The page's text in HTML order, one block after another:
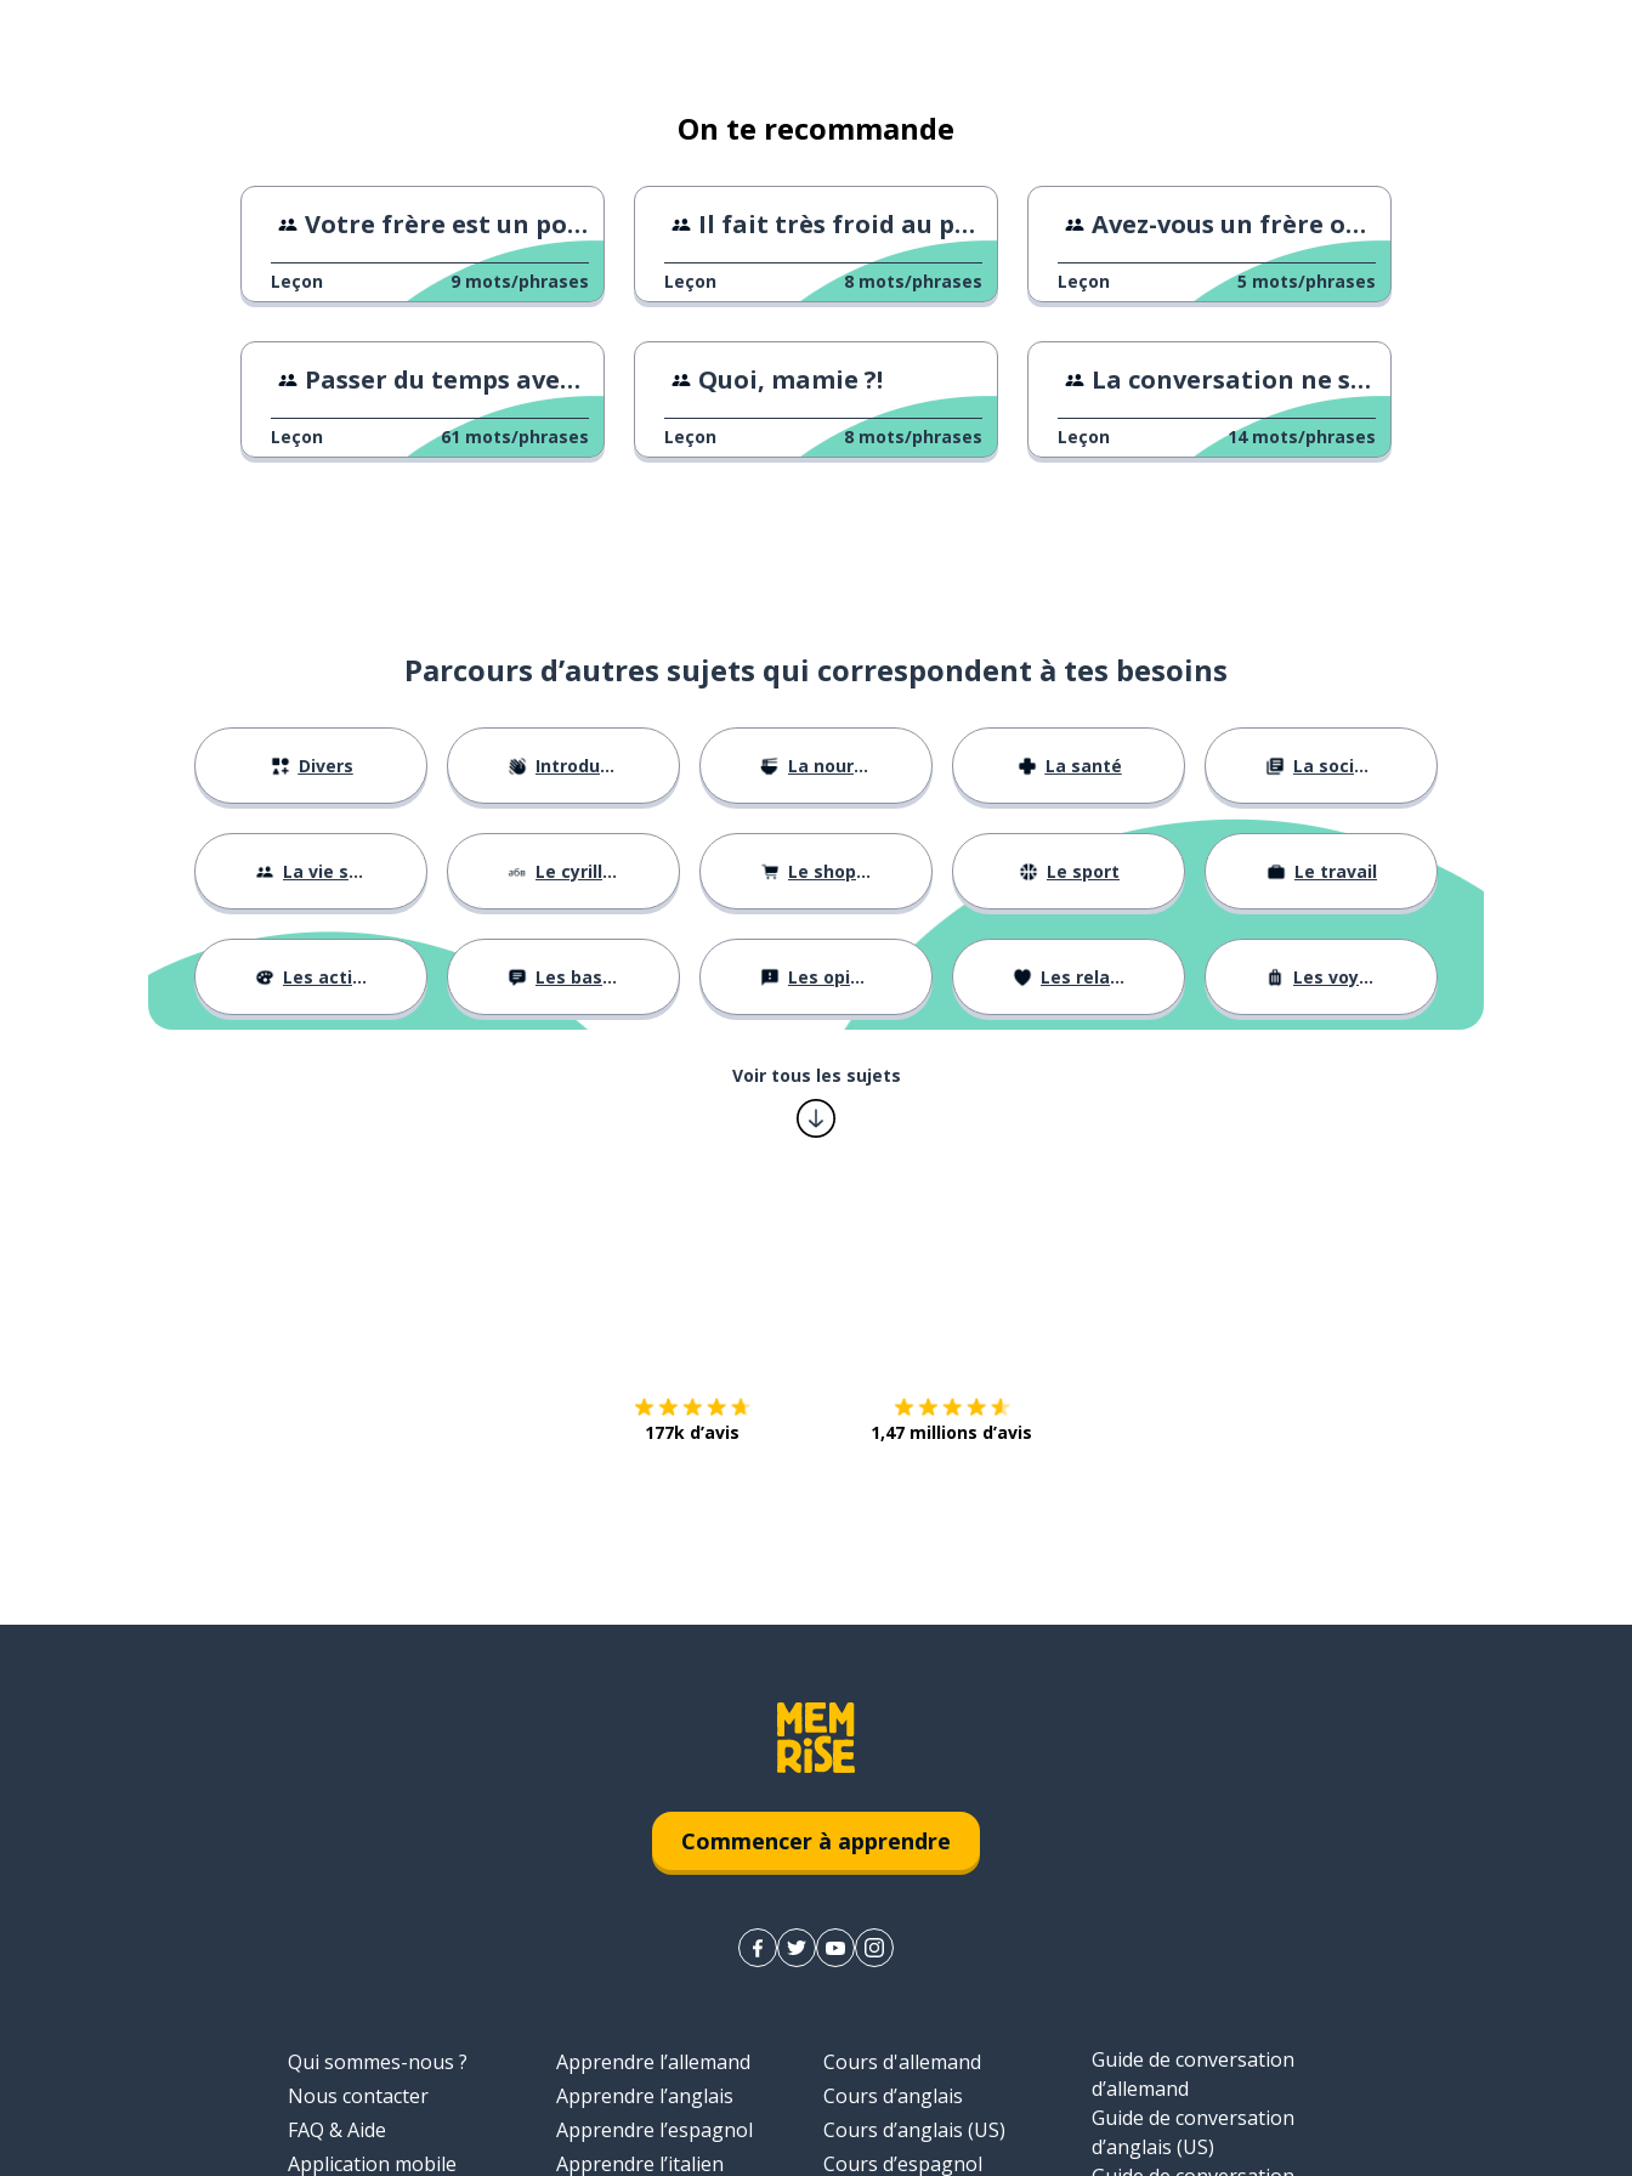
On te recommande
Votre frère est un politicien ?
Leçon 9 mots/phrases
Il fait très froid au printemps
Leçon 8 mots/phrases
Avez-vous un frère ou une sœur ?
Leçon 5 mots/phrases
Passer du temps avec des amis
Leçon 61 mots/phrases
Quoi, mamie ?!
Leçon 8 mots/phrases
La conversation ne s'est pas déroulée comme prévu
Leçon 14 mots/phrases
Parcours d’autres sujets qui correspondent à tes besoins
Divers Introductions La nourriture La santé La société
La vie sociale Le cyrillique Le shopping Le sport Le travail
Les activités Les bases Les opinions Les relations Les voyages
Voir tous les sujets
177k d’avis 1,47 millions d’avis
Commencer à apprendre
Qui sommes-nous ?
Nous contacter
FAQ & Aide
Application mobile
Apprendre l’allemand
Apprendre l’anglais
Apprendre l’espagnol
Apprendre l’italien
Cours d'allemand
Cours d’anglais
Cours d’anglais (US)
Cours d’espagnol
Guide de conversation
d’allemand
Guide de conversation
d’anglais (US)